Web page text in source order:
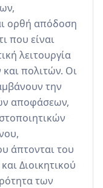
ορθή απόδοση
που είναι
λειτουργία
πολιτών. Οι
την
αποφάσεων,
άπτονται του
Διοικητικού
των